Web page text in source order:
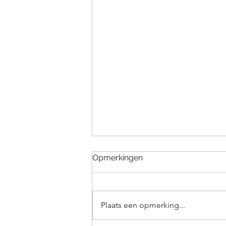
Koningstheater
Opmerkingen
Plaats een opmerking...